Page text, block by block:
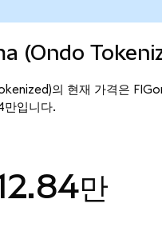
(Ondo
의 현재 가격은
만입니다.
만